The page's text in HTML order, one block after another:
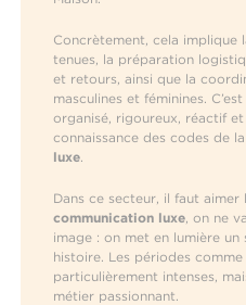
Concrètement, cela implique
tenues, la préparation
et retours, ainsi que la
masculines et féminines.
organisé, rigoureux, réactif
connaissance des codes de la
luxe.
Dans ce secteur, il faut aimer
communication luxe, on ne
image : on met en lumière
histoire. Les périodes
particulièrement intenses,
métier passionnant.